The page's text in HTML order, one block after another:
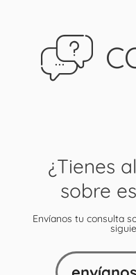
¿Tienes
sobre
Envíanos tu consulta